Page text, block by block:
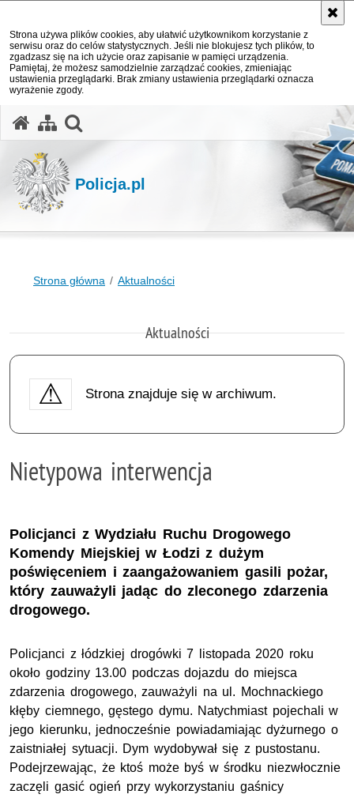
Strona używa plików cookies, aby ułatwić użytkownikom korzystanie z
serwisu oraz do celów statystycznych. Jeśli nie blokujesz tych plików, to
zgadzasz się na ich użycie oraz zapisanie w pamięci urządzenia.
Pamiętaj, że możesz samodzielnie zarządzać cookies, zmieniając
ustawienia przeglądarki. Brak zmiany ustawienia przeglądarki oznacza
wyrażenie zgody.
Policja.pl
Strona główna Aktualności
Aktualności
Strona znajduje się w archiwum.
Nietypowa interwencja
Policjanci z Wydziału Ruchu Drogowego
Komendy Miejskiej w Łodzi z dużym
poświęceniem i zaangażowaniem gasili pożar,
który zauważyli jadąc do zleconego zdarzenia
drogowego.
Policjanci z łódzkiej drogówki7 listopada 2020 roku
około godziny 13.00 podczas dojazdu do miejsca
zdarzenia drogowego, zauważyli na ul. Mochnackiego
kłęby ciemnego, gęstego dymu. Natychmiast pojechali w
jego kierunku, jednocześnie powiadamiając dyżurnego o
zaistniałej sytuacji. Dym wydobywał się z pustostanu.
Podejrzewając, że ktoś może byś w środku niezwłocznie
zaczęli gasić ogień przy wykorzystaniu gaśnicy